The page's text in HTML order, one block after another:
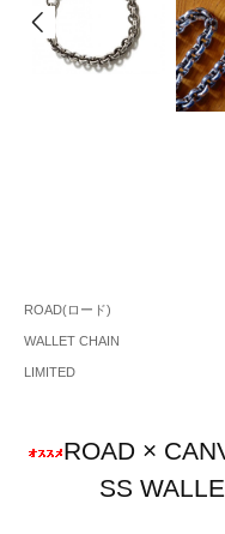
ROAD(ロード)
WALLET CHAIN
LIMITED
ROAD ×
SS